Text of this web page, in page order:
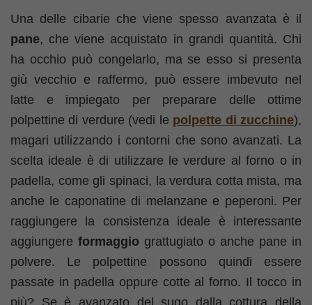
Una delle cibarie che viene spesso avanzata è il
pane, che viene acquistato in grandi quantità. Chi
ha occhio può congelarlo, ma se esso si presenta
giù vecchio e raffermo, può essere imbevuto nel
latte e impiegato per preparare delle ottime
polpettine di verdure (vedi le polpette di zucchine),
magari utilizzando i contorni che sono avanzati. La
scelta ideale è di utilizzare le verdure al forno o in
padella, come gli spinaci, la verdura cotta mista, ma
anche le caponatine di melanzane e peperoni. Per
raggiungere la consistenza ideale è interessante
aggiungere formaggio grattugiato o anche pane in
polvere. Le polpettine possono quindi essere
passate in padella oppure cotte al forno. Il tocco in
più? Se è avanzato del sugo dalla cottura della